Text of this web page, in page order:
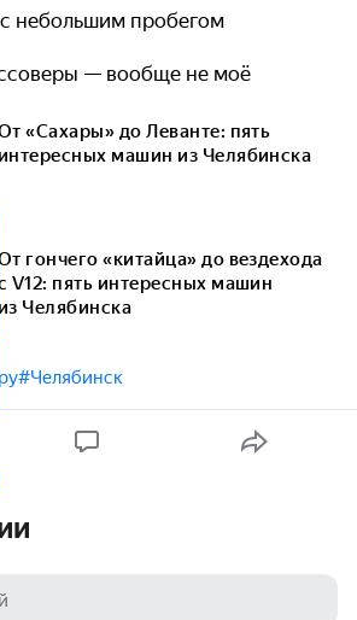
небольшим пробегом
— вообще не моё
«Сахары» до Леванте: пять
интересных машин из Челябинска
гончего «китайца» до вездехода
V12: пять интересных машин
из Челябинска
#Челябинск